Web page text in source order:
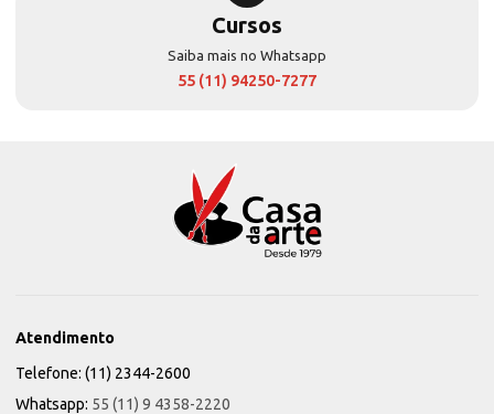
Cursos
Saiba mais no Whatsapp
55 (11) 94250-7277
Atendimento
Telefone: (11) 2344-2600
Whatsapp: 55 (11) 9 4358-2220